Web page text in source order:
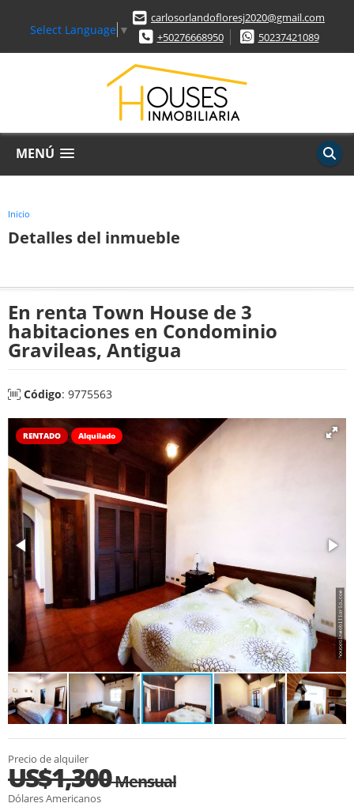
Select Language ▼
carlosorlandofloresj2020@gmail.com
+50276668950
50237421089
MENÚ
Inicio
Detalles del inmueble
En renta Town House de 3
habitaciones en Condominio
Gravileas, Antigua
Código: 9775563
RENTADO Alquilado
Precio de alquiler
US$1,300Mensual
Dólares Americanos